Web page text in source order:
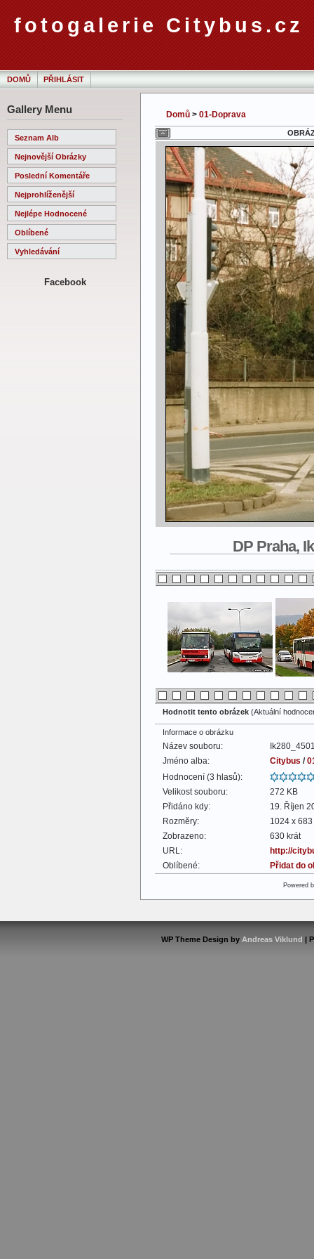
fotogalerie Citybus.cz
DOMŮ PŘIHLÁSIT
Gallery Menu
Seznam Alb
Nejnovější Obrázky
Poslední Komentáře
Nejprohlíženější
Nejlépe Hodnocené
Oblíbené
Vyhledávání
Facebook
Domů > 01-Doprava
DP Praha,
Hodnotit tento obrázek (Aktuální
Informace o obrázku
Název souboru:
Jméno alba:
Citybus /
Hodnocení (3 hlasů):
Velikost souboru:
272 KB
Přidáno kdy:
19. Říjen
Rozměry:
1024 x
Zobrazeno:
630 krát
URL:
http://
Oblíbené:
Přidat do
Powered
WP Theme Design by Andreas Viklund |